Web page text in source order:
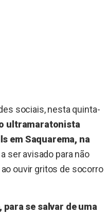
sociais, nesta quinta-
ultramaratonista
em Saquarema, na
ser avisado para não
ouvir gritos de socorro
se salvar de uma